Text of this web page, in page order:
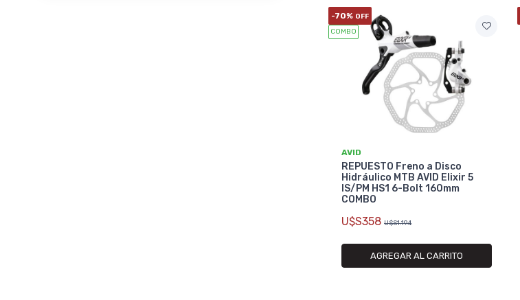
-70% OFF
COMBO
AVID
REPUESTO Freno a Disco
Hidráulico MTB AVID Elixir 5
IS/PM HS1 6-Bolt 160mm
COMBO
U$S358 U$S1.194
AGREGAR AL CARRITO